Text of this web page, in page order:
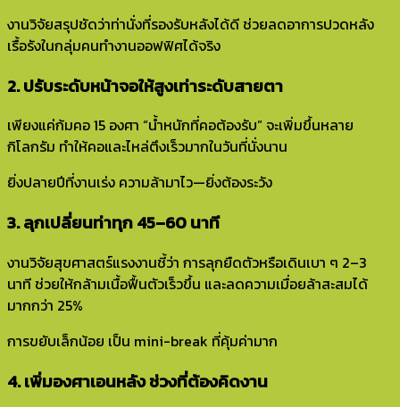
งานวิจัยสรุปชัดว่าท่านั่งที่รองรับหลังได้ดี ช่วยลดอาการปวดหลัง
เรื้อรังในกลุ่มคนทำงานออฟฟิศได้จริง
2. ปรับระดับหน้าจอให้สูงเท่าระดับสายตา
เพียงแค่ก้มคอ 15 องศา “น้ำหนักที่คอต้องรับ” จะเพิ่มขึ้นหลาย
กิโลกรัม ทำให้คอและไหล่ตึงเร็วมากในวันที่นั่งนาน
ยิ่งปลายปีที่งานเร่ง ความล้ามาไว—ยิ่งต้องระวัง
3. ลุกเปลี่ยนท่าทุก 45–60 นาที
งานวิจัยสุขศาสตร์แรงงานชี้ว่า การลุกยืดตัวหรือเดินเบา ๆ 2–3
นาที ช่วยให้กล้ามเนื้อฟื้นตัวเร็วขึ้น และลดความเมื่อยล้าสะสมได้
มากกว่า 25%
การขยับเล็กน้อย เป็น mini-break ที่คุ้มค่ามาก
4. เพิ่มองศาเอนหลัง ช่วงที่ต้องคิดงาน